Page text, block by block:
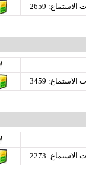
الاستماع: 2659
الاستماع: 3459
الاستماع: 2273